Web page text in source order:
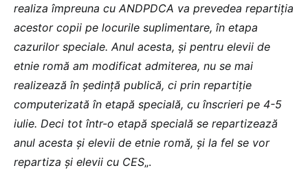
realiza împreuna cu ANDPDCA va prevedea repartiția
acestor copii pe locurile suplimentare, în etapa
cazurilor speciale. Anul acesta, și pentru elevii de
etnie romă am modificat admiterea, nu se mai
realizează în ședință publică, ci prin repartiție
computerizată în etapă specială, cu înscrieri pe 4-5
iulie. Deci tot într-o etapă specială se repartizează
anul acesta și elevii de etnie romă, și la fel se vor
repartiza și elevii cu CES„.